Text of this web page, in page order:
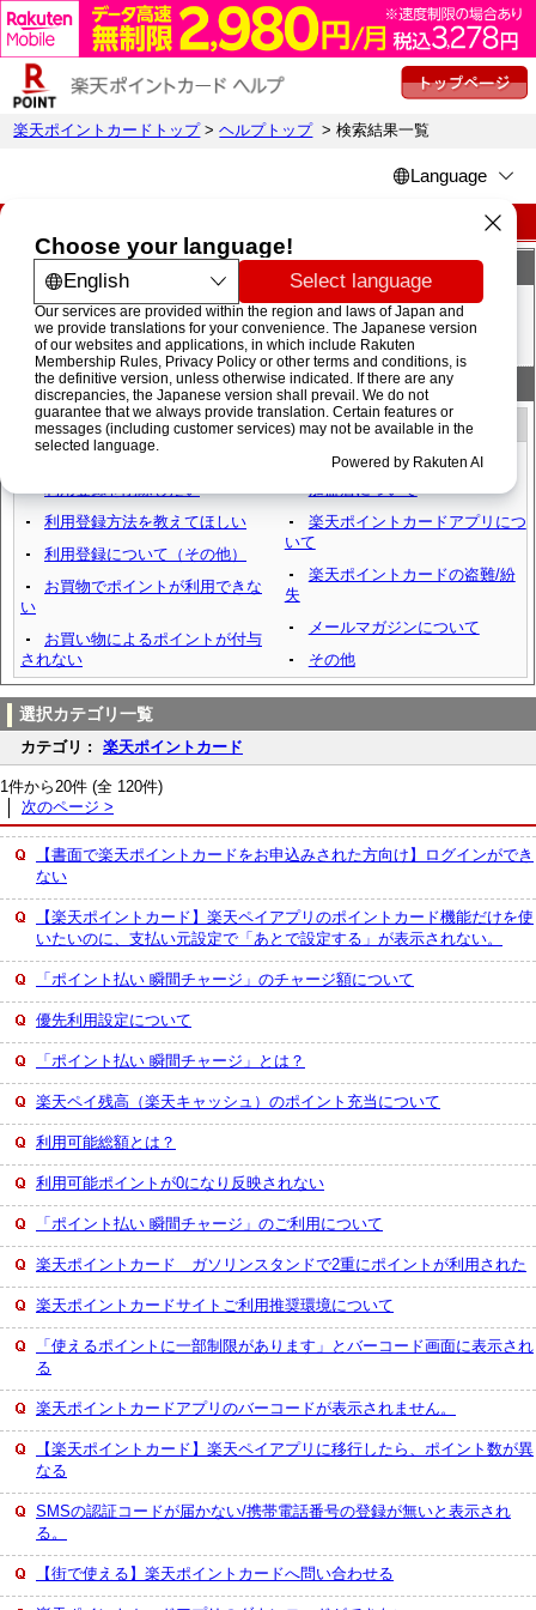
楽天ポイントカードトップ > ヘルプトップ > 検索結果一覧
選択カテゴリ一覧
カテゴリ : 楽天ポイントカード
1件から20件 (全 120件)
次のページ >
【書面で楽天ポイントカードをお申込みされた方向け】ログインができ
ない
【楽天ポイントカード】楽天ペイアプリのポイントカード機能だけを使
いたいのに、支払い元設定で「あとで設定する」が表示されない。
「ポイント払い 瞬間チャージ」のチャージ額について
優先利用設定について
「ポイント払い 瞬間チャージ」とは？
楽天ペイ残高（楽天キャッシュ）のポイント充当について
利用可能総額とは？
利用可能ポイントが0になり反映されない
「ポイント払い 瞬間チャージ」のご利用について
楽天ポイントカード ガソリンスタンドで2重にポイントが利用された
楽天ポイントカードサイトご利用推奨環境について
「使えるポイントに一部制限があります」とバーコード画面に表示され
る
楽天ポイントカードアプリのバーコードが表示されません。
【楽天ポイントカード】楽天ペイアプリに移行したら、ポイント数が異
なる
SMSの認証コードが届かない/携帯電話番号の登録が無いと表示され
る。
【街で使える】楽天ポイントカードへ問い合わせる
キーワード検索
検索
カテゴリで絞り込み
楽天ポイントカード
利用登録でエラー表示
利用登録を削除したい
利用登録方法を教えてほしい
利用登録について（その他）
お買物でポイントが利用できな
い
お買い物によるポイントが付与
されない
キャンペーンについて
加盟店について
楽天ポイントカードアプリにつ
いて
楽天ポイントカードの盗難/紛
失
メールマガジンについて
その他